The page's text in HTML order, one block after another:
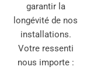
garantir la
longévité de nos
installations.
Votre ressenti
nous importe :